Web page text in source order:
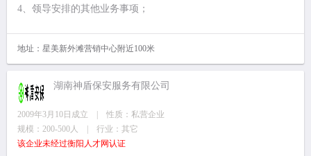
4、领导安排的其他业务事项；
地址：星美新外滩营销中心附近100米
湖南神盾保安服务有限公司
2009年3月10日成立 | 性质：私营企业
规模：200-500人 | 行业：其它
该企业未经过衡阳人才网认证